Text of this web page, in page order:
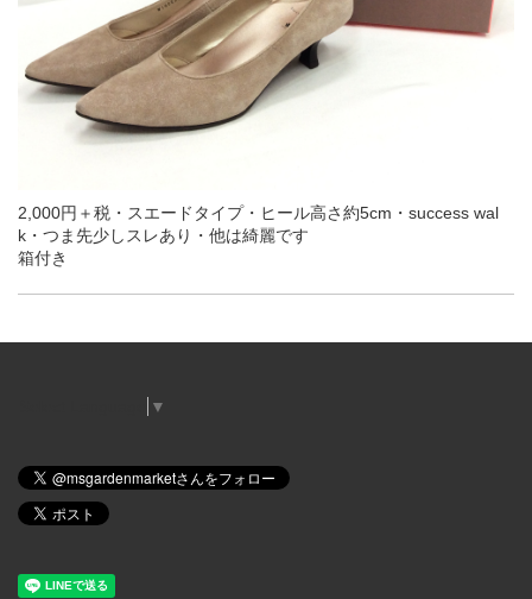
2,000円＋税・スエードタイプ・ヒール高さ約5cm・success wal
k・つま先少しスレあり・他は綺麗です
箱付き
▼